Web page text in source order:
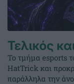
Τελικός
Το τμήμα esports
HatTrick και
παράλληλα την